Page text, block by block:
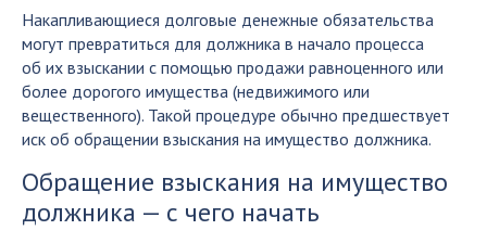
Накапливающиеся долговые денежные обязательства
могут превратиться для должника в начало процесса
об их взыскании с помощью продажи равноценного или
более дорогого имущества (недвижимого или
вещественного). Такой процедуре обычно предшествует
иск об обращении взыскания на имущество должника.
Обращение взыскания на имущество
должника — с чего начать